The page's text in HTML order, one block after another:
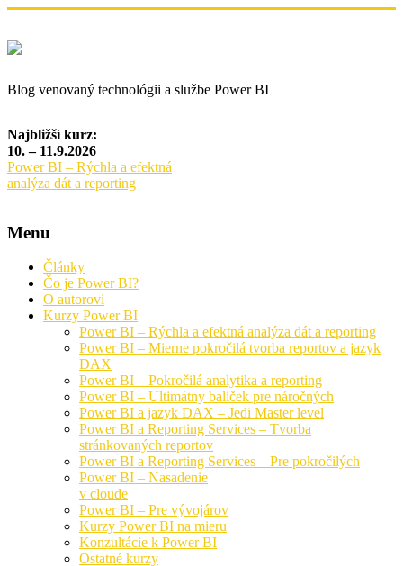
Blog venovaný technológii a službe Power BI
Najbližší kurz:
10. – 11.9.2026
Power BI – Rýchla a efektná
analýza dát a reporting
Menu
Články
Čo je Power BI?
O autorovi
Kurzy Power BI
Power BI – Rýchla a efektná analýza dát a reporting
Power BI – Mierne pokročilá tvorba reportov a jazyk
DAX
Power BI – Pokročilá analytika a reporting
Power BI – Ultimátny balíček pre náročných
Power BI a jazyk DAX – Jedi Master level
Power BI a Reporting Services – Tvorba
stránkovaných reportov
Power BI a Reporting Services – Pre pokročilých
Power BI – Nasadenie
v cloude
Power BI – Pre vývojárov
Kurzy Power BI na mieru
Konzultácie k Power BI
Ostatné kurzy